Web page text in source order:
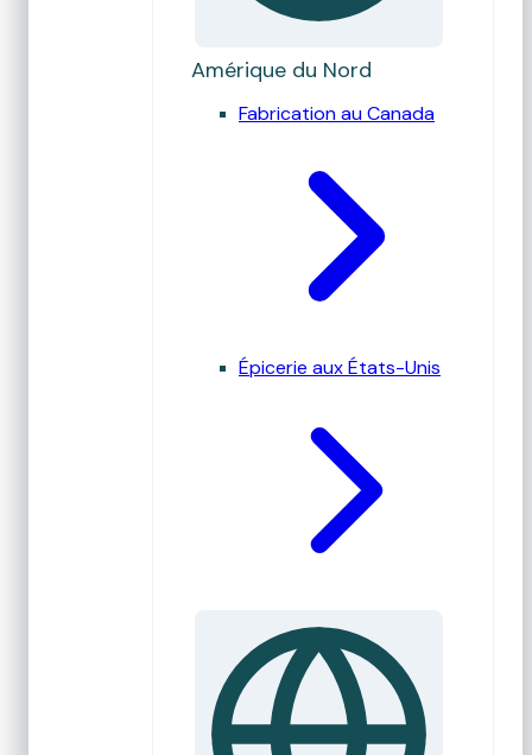
Amérique du Nord
Fabrication au Canada
Épicerie aux États-Unis